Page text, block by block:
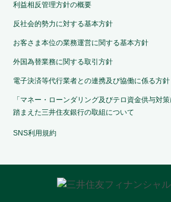
利益相反管理方針の概要
反社会的勢力に対する基本方針
お客さま本位の業務運営に関する基本方針
外国為替業務に関する取引方針
電子決済等代行業者との連携及び協働に係る方針
「マネー・ローンダリング及びテロ資金供与対
踏まえた三井住友銀行の取組について
SNS利用規約